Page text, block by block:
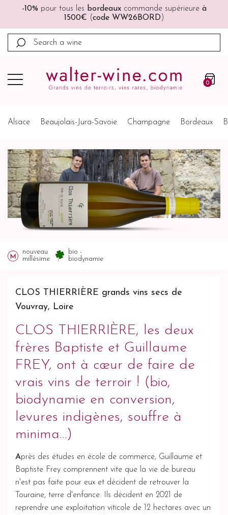
🚚🚚 Port offertà partir de 200€ (France, Allemagne,
Belgique, Pays-Bas)
0
Alsace Beaujolais-Jura-Savoie Champagne Bordeaux
nouveau
millésime
bio -
biodynamie
CLOS THIERRIÈRE grands vins secs de
Vouvray, Loire
CLOS THIERRIÈRE, les deux
frères Baptiste et Guillaume
FREY, ont à cœur de faire de
vrais vins de terroir ! (bio,
biodynamie en conversion,
levures indigènes, souffre à
minima…)
Après des études en école de commerce, Guillaume et
Baptiste Frey comprennent vite que la vie de bureau
n'est pas faite pour eux et décident de retrouver la
Touraine, terre d'enfance. Ils décident en 2021 de
reprendre une exploitation viticole de 12 hectares avec un